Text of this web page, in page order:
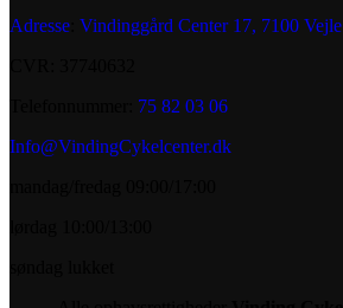
Adresse Vindinggård Center 17, 7100 Vejle
75 82 03 06
Info@VindingCykelcenter.dk